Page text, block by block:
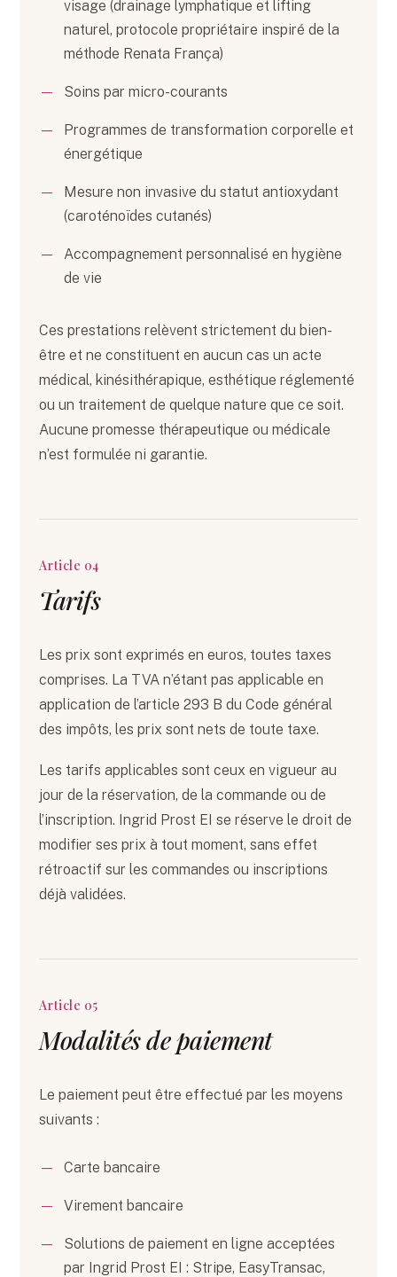
visage (drainage lymphatique et lifting
naturel, protocole propriétaire inspiré de la
méthode Renata França)
Soins par micro-courants
Programmes de transformation corporelle et
énergétique
Mesure non invasive du statut antioxydant
(caroténoïdes cutanés)
Accompagnement personnalisé en hygiène
de vie
Ces prestations relèvent strictement du bien-
être et ne constituent en aucun cas un acte
médical, kinésithérapique, esthétique réglementé
ou un traitement de quelque nature que ce soit.
Aucune promesse thérapeutique ou médicale
n’est formulée ni garantie.
Article 04
Tarifs
Les prix sont exprimés en euros, toutes taxes
comprises. La TVA n’étant pas applicable en
application de l’article 293 B du Code général
des impôts, les prix sont nets de toute taxe.
Les tarifs applicables sont ceux en vigueur au
jour de la réservation, de la commande ou de
l’inscription. Ingrid Prost EI se réserve le droit de
modifier ses prix à tout moment, sans effet
rétroactif sur les commandes ou inscriptions
déjà validées.
Article 05
Modalités de paiement
Le paiement peut être effectué par les moyens
suivants :
Carte bancaire
Virement bancaire
Solutions de paiement en ligne acceptées
par Ingrid Prost EI : Stripe, EasyTransac,